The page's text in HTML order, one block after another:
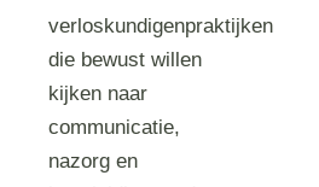
verloskundigenpraktijken
die bewust willen
kijken naar
communicatie,
nazorg en